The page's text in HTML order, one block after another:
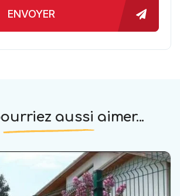
ENVOYER
aussi aimer...